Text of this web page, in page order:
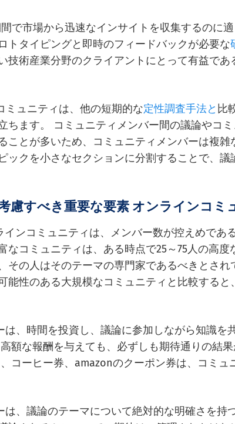
間で市場から迅速なインサイトを収集するのに
トタイピングと即時のフィードバックが必要な
技術産業分野のクライアントにとって有益であ
ミュニティは、他の短期的な定性調査手法と 比
ちます。 コミュニティメンバー間の議論やコ
ことが多いため、コミュニティメンバーは複雑
ックを小さなセクションに分割することで、議
慮すべき重要な要素 オンラインコミ
ンコミュニティは、メンバー数が控えめであ
なコミュニティは、ある時点で25～75人の高度
その人はそのテーマの専門家であるべきとさ
能性のある大規模なコミュニティと比較すると
は、時間を投資し、議論に参加しながら知識を
額な報酬を与えても、必ずしも期待通りの結
コーヒー券、amazonのクーポン券は、コミュ
、議論のテーマについて絶対的な明確さを持